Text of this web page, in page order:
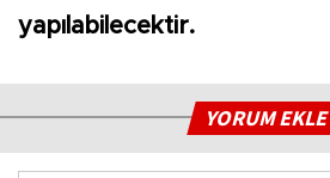
yapılabilecektir.
YORUM EKLE